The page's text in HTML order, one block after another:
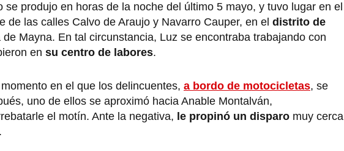
produjo en horas de la noche del último 5 mayo, y tuvo lugar en el
las calles Calvo de Araujo y Navarro Cauper, en el distrito de
Mayna. En tal circunstancia, Luz se encontraba trabajando con
en su centro de labores.
en el que los delincuentes, a bordo de motocicletas, se
uno de ellos se aproximó hacia Anable Montalván,
el motín. Ante la negativa, le propinó un disparo muy cerca